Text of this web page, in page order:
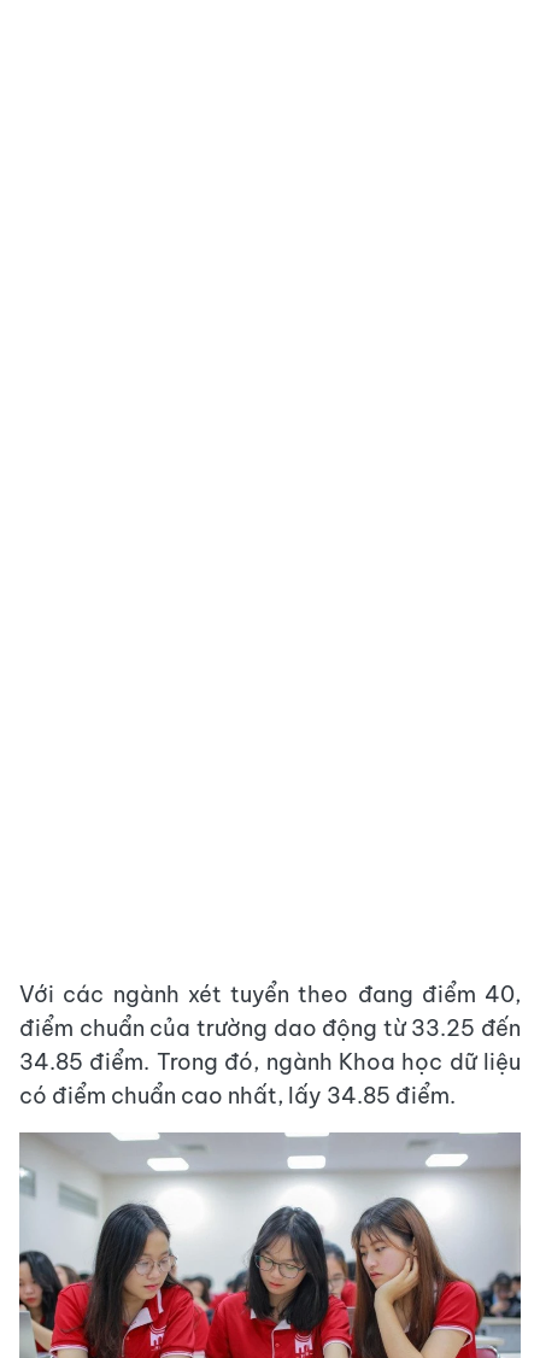
Với các ngành xét tuyển theo đang điểm 40,
điểm chuẩn của trường dao động từ 33.25 đến
34.85 điểm. Trong đó, ngành Khoa học dữ liệu
có điểm chuẩn cao nhất, lấy 34.85 điểm.